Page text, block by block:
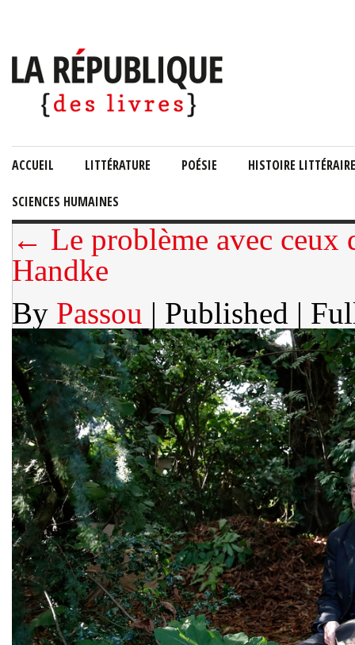
ACCUEIL LITTÉRATURE POÉSIE HISTOIRE LITTÉRAIRE
SCIENCES HUMAINES
← Le problème avec ceux
Handke
By Passou | Published |